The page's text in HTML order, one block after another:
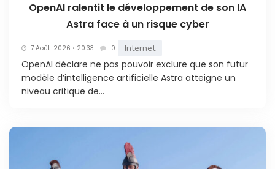
OpenAI ralentit le développement de son IA
Astra face à un risque cyber
7 Août. 2026 • 20:33 0 Internet
OpenAI déclare ne pas pouvoir exclure que son futur
modèle d’intelligence artificielle Astra atteigne un
niveau critique de...